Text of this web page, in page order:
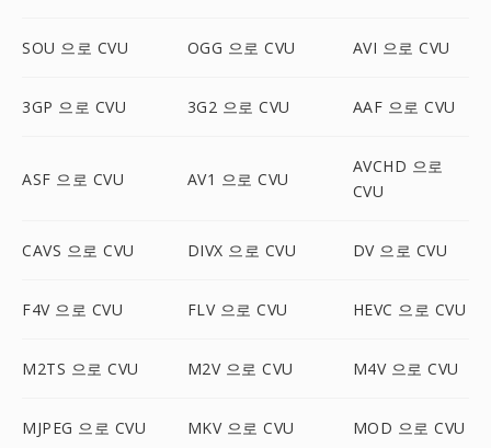
SOU 으로 CVU OGG 으로 CVU AVI 으로 CVU
3GP 으로 CVU 3G2 으로 CVU AAF 으로 CVU
ASF 으로 CVU AV1 으로 CVU
AVCHD 으로
CVU
CAVS 으로 CVU DIVX 으로 CVU DV 으로 CVU
F4V 으로 CVU FLV 으로 CVU HEVC 으로 CVU
M2TS 으로 CVU M2V 으로 CVU M4V 으로 CVU
MJPEG 으로 CVU MKV 으로 CVU MOD 으로 CVU